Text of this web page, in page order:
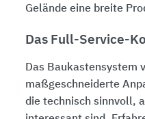
Gelände eine breite
Das Full-Service-
Das Baukastensystem
maßgeschneiderte
die technisch sinnvoll,